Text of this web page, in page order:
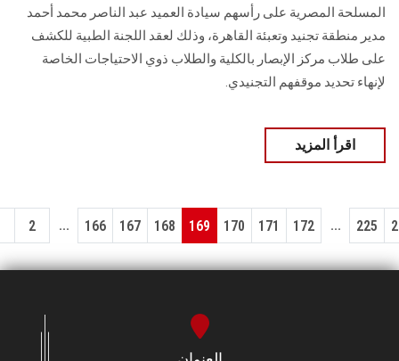
المسلحة المصرية على رأسهم سيادة العميد عبد الناصر محمد أحمد
مدير منطقة تجنيد وتعبئة القاهرة، وذلك لعقد اللجنة الطبية للكشف
على طلاب مركز الإبصار بالكلية والطلاب ذوي الاحتياجات الخاصة
لإنهاء تحديد موقفهم التجنيدي.
اقرأ المزيد
2 ... 166 167 168 169 170 171 172 ... 225